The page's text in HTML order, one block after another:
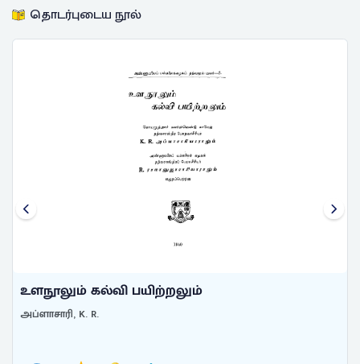
தொடர்புடைய நூல்
உளநூலும் கல்வி பயிற்றலும்
அப்ளாசாரி, K. R.